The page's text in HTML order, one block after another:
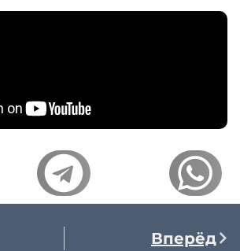
Вперёд